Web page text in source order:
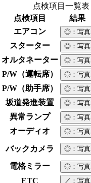
点検項目一覧表
点検項目
結果
エアコン
◎ ：写真
スターター ◎ ：写真
オルタネーター ◎ ：写真
P/W（運転席） ◎ ：写真
P/W（助手席） ◎ ：写真
坂道発進装置 ◎ ：写真
異常ランプ ◎ ：写真
オーディオ ◎ ：写真
バックカメラ ◎ ：写真
電格ミラー ◎ ：写真
ETC ／ ：写真